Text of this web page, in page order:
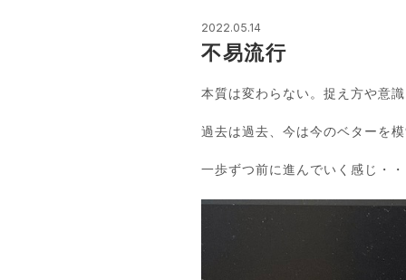
2022.05.14
不易流行
本質は変わらない。捉え方や意
過去は過去、今は今のベターを
一歩ずつ前に進んでいく感じ・